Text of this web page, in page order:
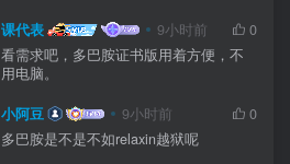
课代表 9小时前
0
看需求吧，多巴胺证书版用着方便，不
用电脑。
小阿豆 9小时前
0
多巴胺是不是不如relaxin越狱呢